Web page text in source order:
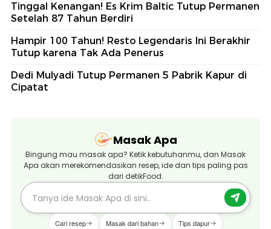
Tinggal Kenangan! Es Krim Baltic Tutup Permanen
Setelah 87 Tahun Berdiri
Hampir 100 Tahun! Resto Legendaris Ini Berakhir
Tutup karena Tak Ada Penerus
Dedi Mulyadi Tutup Permanen 5 Pabrik Kapur di
Cipatat
Masak Apa
Bingung mau masak apa? Ketik kebutuhanmu, dan Masak
Apa akan merekomendasikan resep, ide dan tips paling pas
dari detikFood.
Cari resep Masak dari bahan Tips dapur